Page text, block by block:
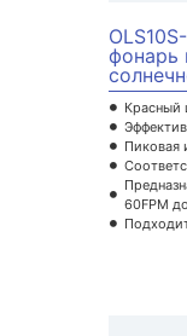
фонарь
Красный
Пиковая
60FPM